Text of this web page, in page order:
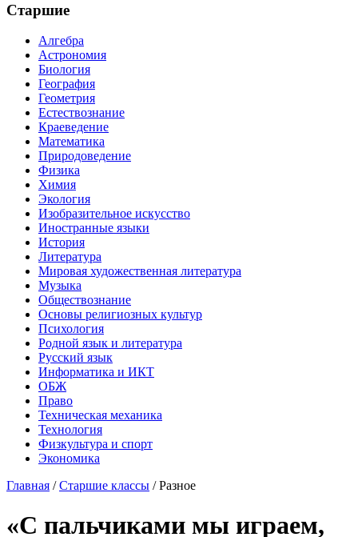
Старшие
Алгебра
Астрономия
Биология
География
Геометрия
Естествознание
Краеведение
Математика
Природоведение
Физика
Химия
Экология
Изобразительное искусство
Иностранные языки
История
Литература
Мировая художественная литература
Музыка
Обществознание
Основы религиозных культур
Психология
Родной язык и литература
Русский язык
Информатика и ИКТ
ОБЖ
Право
Техническая механика
Технология
Физкультура и спорт
Экономика
Главная /Старшие классы /Разное
«С пальчиками мы играем,